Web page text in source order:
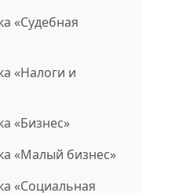
«Судебная
«Налоги и
«Бизнес»
«Малый бизнес»
«Социальная